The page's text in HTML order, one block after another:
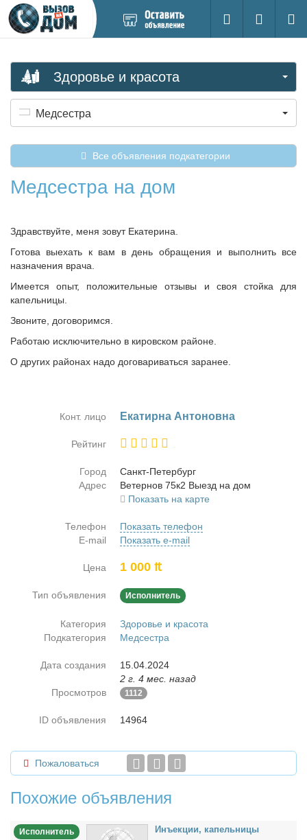
новое
Поиск
Вход на
Здоровье и красота
Медсестра
Все объявления подкатегории
Медсестра на дом
Здравствуйте, меня зовут Екатерина.
Готова выехать к вам в день обращения и выполнить все
назначения врача.
Имеется опыт, положительные отзывы и своя стойка для
капельницы.
Звоните, договоримся.
Работаю исключительно в кировском районе.
О других районах надо договариваться заранее.
Конт. лицо Ека­тир­на Ан­то­нов­на
Рейтинг
Город
Санкт-Пе­тер­бург
Адрес
Ве­тер­нов 75к2 Вы­езд на дом
Показать на карте
Телефон
Показать телефон
E-mail
Показать e-mail
Цена 1 000 ₶
Тип объявления Исполнитель
Категория
Здоровье и красота
Подкатегория
Медсестра
Дата создания
15.04.2024
2 г. 4 мес. назад
Просмотров
1112
ID объявления 14964
Пожаловаться
Похожие объявления
Исполнитель
Инъ­ек­ции, ка­пель­ни­цы